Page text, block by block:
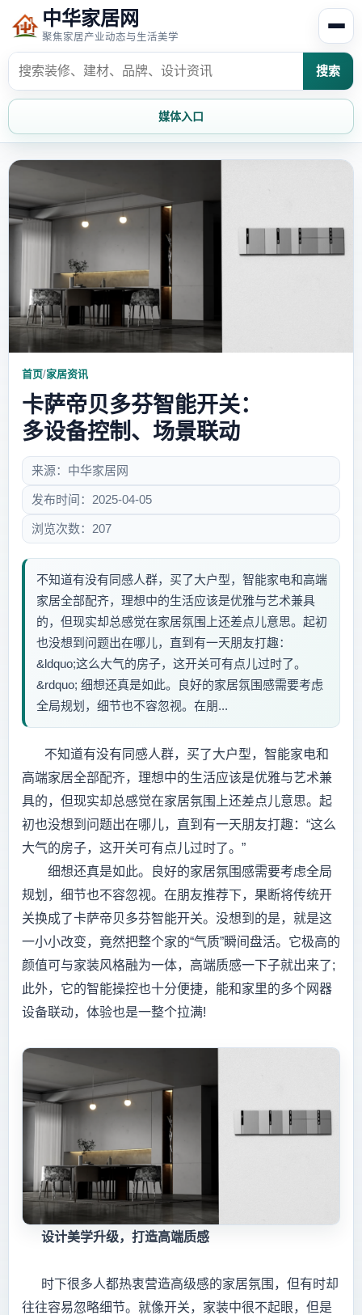
中华家居网
聚焦家居产业动态与生活美学
搜索
媒体入口
首页
家居风水
时尚饰家
家具知识
创意家居
首页/家居资讯
卡萨帝贝多芬智能开关：
多设备控制、场景联动
来源：中华家居网
发布时间：2025-04-05
浏览次数：207
不知道有没有同感人群，买了大户型，智能家电和高端
家居全部配齐，理想中的生活应该是优雅与艺术兼具
的，但现实却总感觉在家居氛围上还差点儿意思。起初
也没想到问题出在哪儿，直到有一天朋友打趣：
&ldquo;这么大气的房子，这开关可有点儿过时了。
&rdquo; 细想还真是如此。良好的家居氛围感需要考虑
全局规划，细节也不容忽视。在朋...
不知道有没有同感人群，买了大户型，智能家电和
高端家居全部配齐，理想中的生活应该是优雅与艺术兼
具的，但现实却总感觉在家居氛围上还差点儿意思。起
初也没想到问题出在哪儿，直到有一天朋友打趣：“这么
大气的房子，这开关可有点儿过时了。”
细想还真是如此。良好的家居氛围感需要考虑全局
规划，细节也不容忽视。在朋友推荐下，果断将传统开
关换成了卡萨帝贝多芬智能开关。没想到的是，就是这
一小小改变，竟然把整个家的“气质”瞬间盘活。它极高的
颜值可与家装风格融为一体，高端质感一下子就出来了;
此外，它的智能操控也十分便捷，能和家里的多个网器
设备联动，体验也是一整个拉满!
设计美学升级，打造高端质感
时下很多人都热衷营造高级感的家居氛围，但有时却
往往容易忽略细节。就像开关，家装中很不起眼，但是